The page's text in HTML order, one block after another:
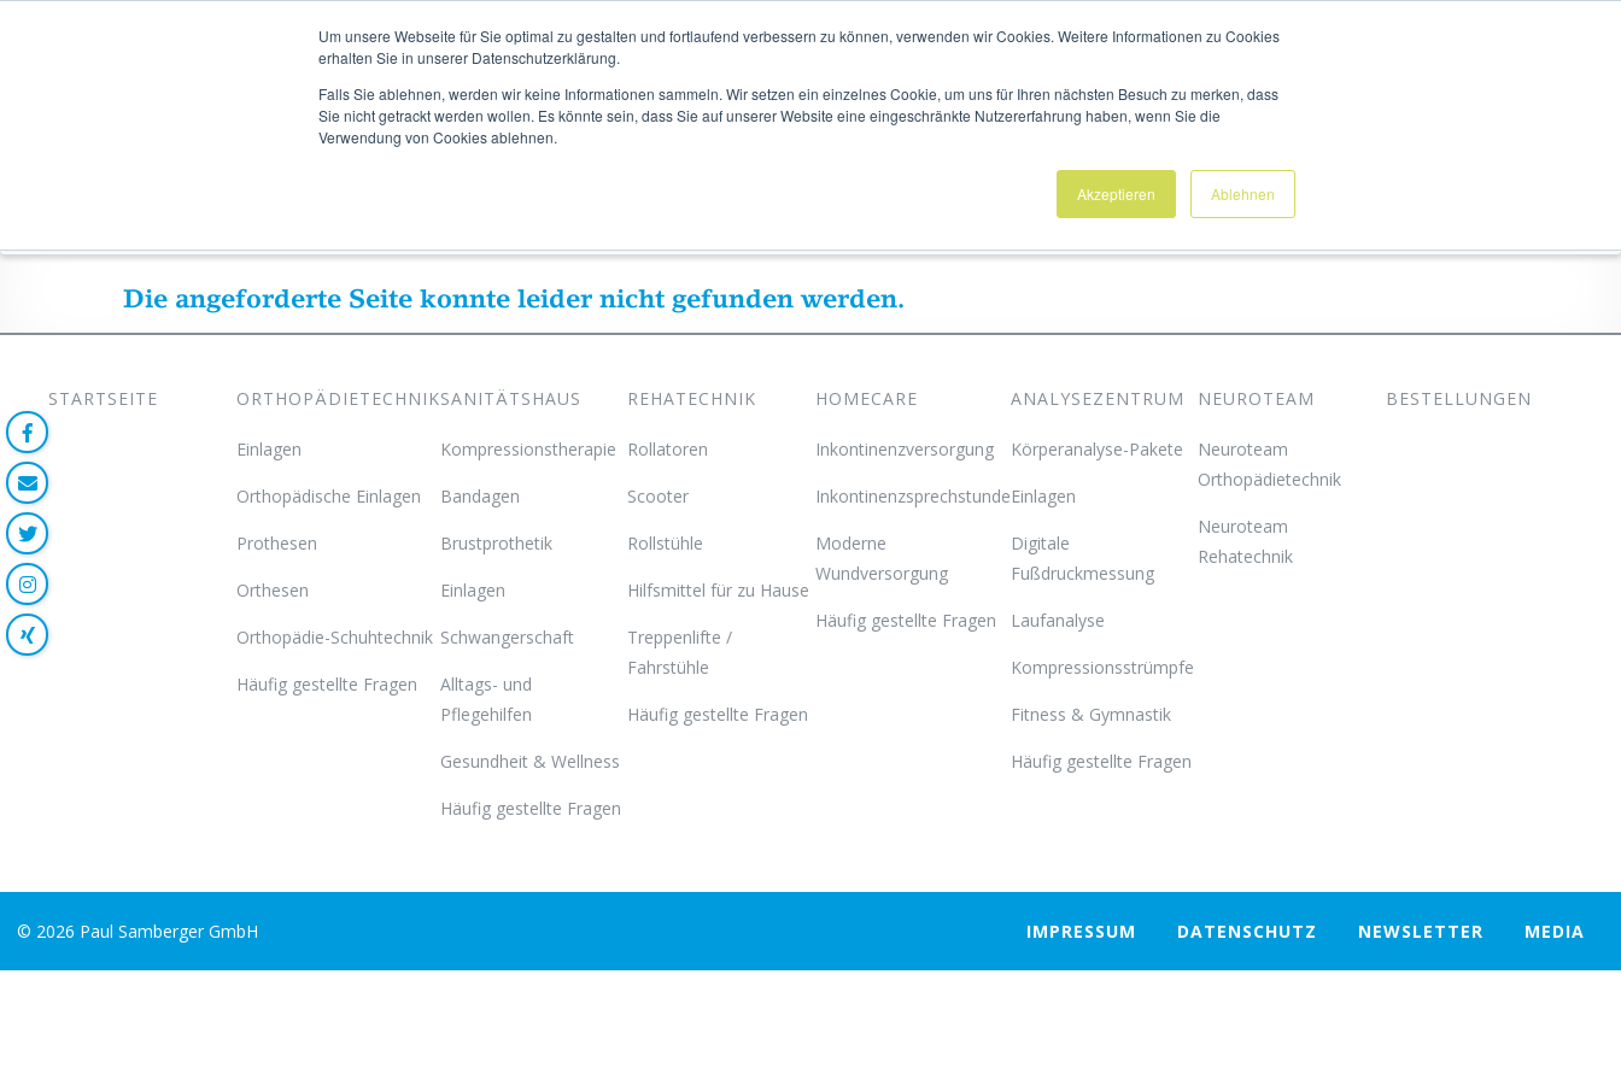
Um unsere Webseite für Sie optimal zu gestalten und fortlaufend verbessern zu können, verwenden wir Cookies. Weitere Informationen zu Cookies
erhalten Sie in unserer Datenschutzerklärung.
Falls Sie ablehnen, werden wir keine Informationen sammeln. Wir setzen ein einzelnes Cookie, um uns für Ihren nächsten Besuch zu merken, dass
Sie nicht getrackt werden wollen. Es könnte sein, dass Sie auf unserer Website eine eingeschränkte Nutzererfahrung haben, wenn Sie die
Verwendung von Cookies ablehnen.
Akzeptieren Ablehnen
TERMINBUCHUNG UNSERE STANDORTE AKTUELLES MAGAZIN UNTERNEHMEN
Analysezentrum
Die angeforderte Seite konnte leider nicht gefunden werden.
STARTSEITE ORTHOPÄDIETECHNIK
Einlagen
Orthopädische Einlagen
Prothesen
Orthesen
Orthopädie-Schuhtechnik
Häufig gestellte Fragen
SANITÄTSHAUS
Kompressionstherapie
Bandagen
Brustprothetik
Einlagen
Schwangerschaft
Alltags- und
Pflegehilfen
Gesundheit & Wellness
Häufig gestellte Fragen
REHATECHNIK
Rollatoren
Scooter
Rollstühle
Hilfsmittel für zu Hause
Treppenlifte /
Fahrstühle
Häufig gestellte Fragen
HOMECARE
Inkontinenzversorgung
Inkontinenzsprechstunde
Moderne
Wundversorgung
Häufig gestellte Fragen
ANALYSEZENTRUM
Körperanalyse-Pakete
Einlagen
Digitale
Fußdruckmessung
Laufanalyse
Kompressionsstrümpfe
Fitness & Gymnastik
Häufig gestellte Fragen
NEUROTEAM
Neuroteam
Orthopädietechnik
Neuroteam
Rehatechnik
BESTELLUNGEN
© 2026 Paul Samberger GmbH IMPRESSUM DATENSCHUTZ NEWSLETTER MEDIA